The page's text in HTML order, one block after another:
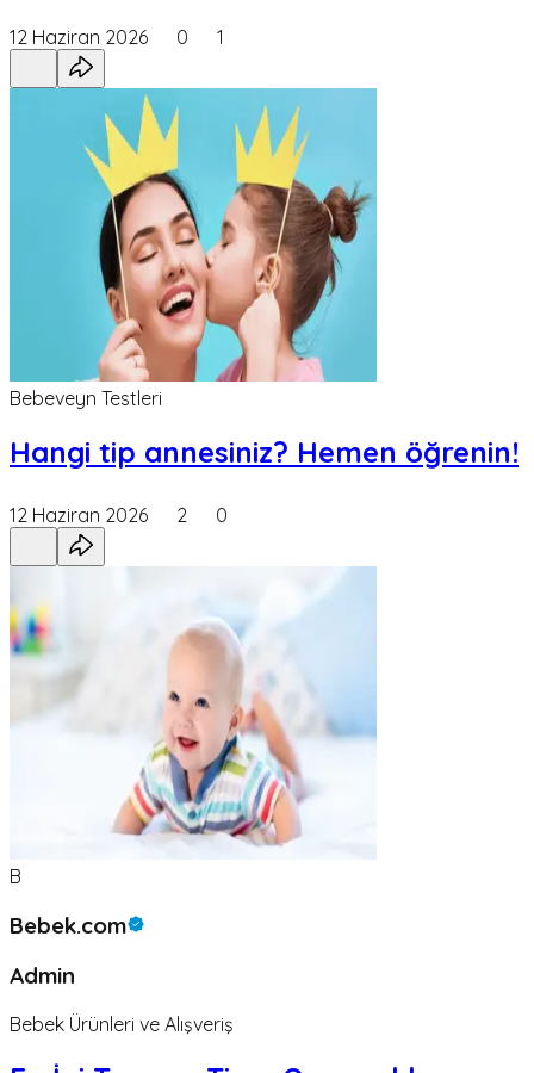
12 Haziran 2026 0 1
Bebeveyn Testleri
Hangi tip annesiniz? Hemen öğrenin!
12 Haziran 2026 2 0
B
Bebek.com
Admin
Bebek Ürünleri ve Alışveriş